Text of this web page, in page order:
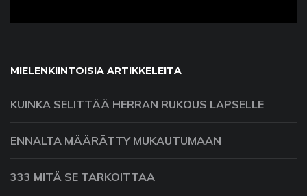
MIELENKIINTOISIA ARTIKKELEITA
KUINKA SELITTÄÄ HERRAN RUKOUS LAPSELLE
ENNALTA MÄÄRÄTTY MUKAUTUMAAN
333 MITÄ SE TARKOITTAA